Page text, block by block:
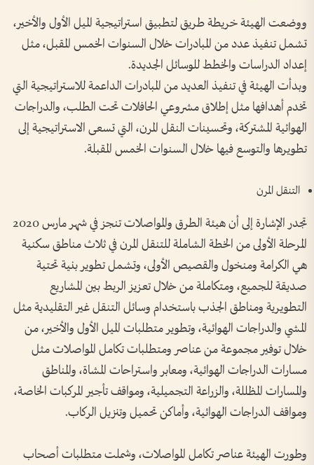
ووضعت الهيئة خريطة طريق لتطبيق استراتيجية الميل الأول والأخير،
تشمل تنفيذ عدد من المبادرات خلال السنوات الخمس المقبل، مثل
إعداد الدراسات والخطط للوسائل الجديدة.
وبدأت الهيئة في تنفيذ العديد من المبادرات الداعمة للاستراتيجية التي
تخدم أهدافها مثل إطلاق مشروعي الحافلات تحت الطلب، والدراجات
الهوائية المشتركة، وتحسينات النقل المرن، التي تسعى الاستراتيجية إلى
تطويرها والتوسع فيها خلال السنوات الخمس المقبلة.
التنقل المرن
تجدر الإشارة إلى أن هيئة الطرق والمواصلات تنجز في شهر مارس 2020
المرحلة الأولى من الخطة الشاملة للتنقل المرن في ثلاث مناطق سكنية
هي الكرامة ومنخول والقصيص الأولى، وتشمل تطوير بنية تحتية
صديقة للجميع، ومتكاملة من خلال تعزيز الربط بين المشاريع
التطويرية ومناطق الجذب باستخدام وسائل التنقل غير التقليدية مثل
المشي والدراجات الهوائية، وتطوير متطلبات الميل الأول والأخير، من
خلال توفير مجموعة من عناصر ومتطلبات تكامل المواصلات مثل
مسارات الدراجات الهوائية، ومعابر واستراحات المشاة، والمناطق
والمسارات المظللة، والزراعة التجميلية، ومواقف تأجير المركبات الخاصة،
ومواقف الدراجات الهوائية، وأماكن تحميل وتنزيل الركاب.
وطورت الهيئة عناصر تكامل المواصلات، وشملت متطلبات أصحاب